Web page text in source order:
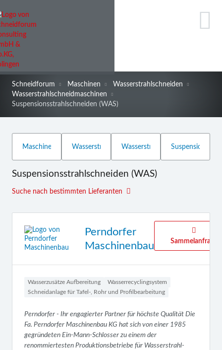
Schneidforum Maschinen
Wasserstrahlschneiden
Wasserstrahlschneidmaschinen
Suspensionsstrahlschneiden (WAS)
Suspensionsstrahlschneiden (WAS)
Suche nach bestimmten Lieferanten
Perndorfer
Maschinenbau
Sammelanfrage
Wasserzusätze Aufbereitung
Wasserrecyclingsystem
Schneidanlage für Tafel-, Rohr und Profilbearbeitung
Perndorfer - Ihr engagierter Partner für höchste Qualität Die
Fa. Perndorfer Maschinenbau KG hat sich von einer 1985
gegründeten Ein-Mann-Schlosser zu einem der
renommiertesten Produktionsbetriebe für Wasserstrahl-